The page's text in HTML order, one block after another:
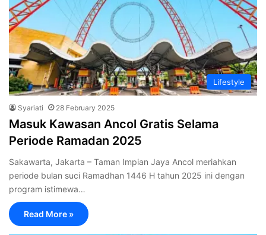
Lifestyle
Syariati 28 February 2025
Masuk Kawasan Ancol Gratis Selama
Periode Ramadan 2025
Sakawarta, Jakarta – Taman Impian Jaya Ancol meriahkan
periode bulan suci Ramadhan 1446 H tahun 2025 ini dengan
program istimewa…
Read More »